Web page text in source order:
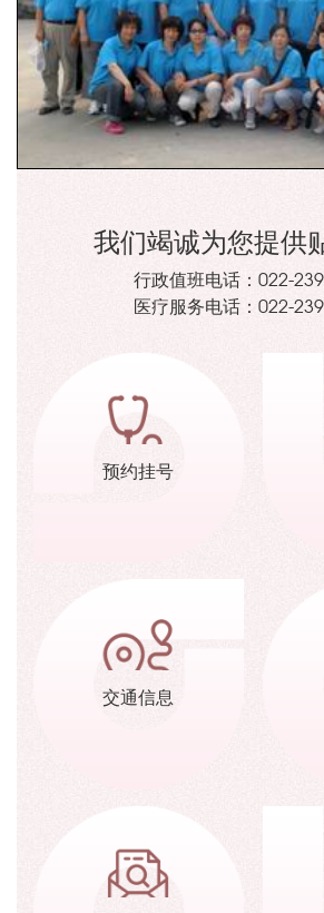
我们竭诚为您提供
行政值班电话： 022-
医疗服务电话： 022-
预约挂号
交通信息